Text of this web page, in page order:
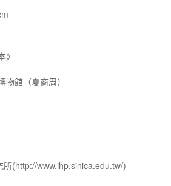
》
館（夏商周）
所(http://www.ihp.sinica.edu.tw/)